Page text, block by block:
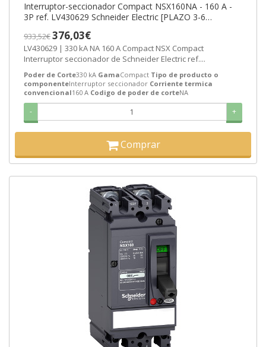
Interruptor-seccionador Compact NSX160NA - 160 A -
3P ref. LV430629 Schneider Electric [PLAZO 3-6
933,52€376,03€
LV430629 | 330 kA NA 160 A Compact NSX Compact
Interruptor seccionador de Schneider Electric ref....
Poder de Corte330 kA GamaCompact Tipo de producto o
componenteInterruptor seccionador Corriente termica
convencional160 A Codigo de poder de corteNA
- +
Comprar